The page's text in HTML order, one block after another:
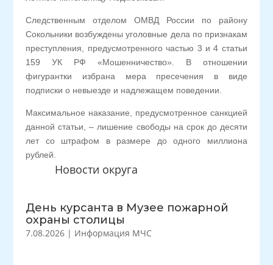
Новости округа
День курсанта в Музее пожарной
охраны столицы
7.08.2026 | Информация МЧС
Следственным отделом ОМВД России по району
Сокольники возбуждены уголовные дела по признакам
преступления, предусмотренного частью 3 и 4 статьи
159 УК РФ «Мошенничество». В отношении
фигурантки избрана мера пресечения в виде
подписки о невыезде и надлежащем поведении.
Максимальное наказание, предусмотренное санкцией
данной статьи, – лишение свободы на срок до десяти
лет со штрафом в размере до одного миллиона
рублей.